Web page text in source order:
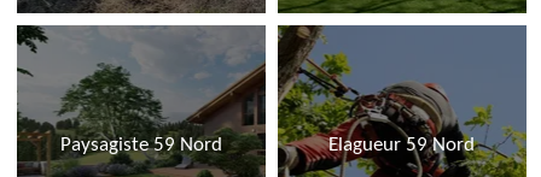
Paysagiste 59 Nord Elagueur 59 Nord